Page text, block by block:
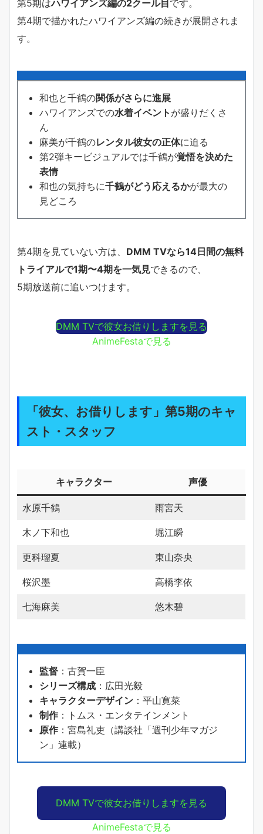
第5期はハワイアンズ編の2クール目 です。
第4期で描かれたハワイアンズ編の続きが展開されま
す。
和也と千鶴の関係がさらに進展
ハワイアンズでの水着イベント が盛りだくさ
ん
麻美が千鶴のレンタル彼女の正体に迫る
第2弾キービジュアルでは千鶴が覚悟を決めた
表情
和也の気持ちに千鶴がどう応えるかが最大の
見どころ
第4期を見ていない方は、 DMM TVなら14日間の無料
トライアルで1期〜4期を一気見できるので、
5期放送前に追いつけます。
DMM TVで彼女お借りしますを見る
AnimeFestaで見る
「彼女、お借りします」第5期のキャ
スト・スタッフ
キャラクター 声優
水原千鶴 雨宮天
木ノ下和也 堀江瞬
更科瑠夏 東山奈央
桜沢墨 高橋李依
七海麻美 悠木碧
監督 ：古賀一臣
シリーズ構成 ：広田光毅
キャラクターデザイン ：平山寛菜
制作 ：トムス・エンタテインメント
原作 ：宮島礼吏（講談社「週刊少年マガジ
ン」連載）
DMM TVで彼女お借りしますを見る
AnimeFestaで見る